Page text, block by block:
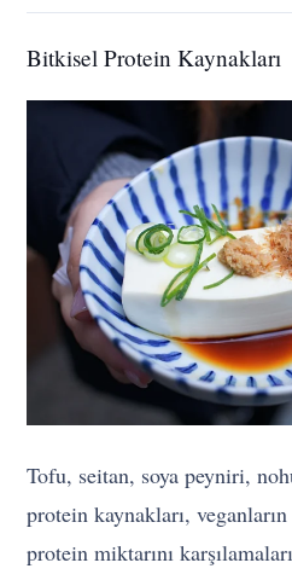
Bitkisel Protein Kaynakları
Tofu, seitan, soya peyniri,
protein kaynakları,
protein miktarını